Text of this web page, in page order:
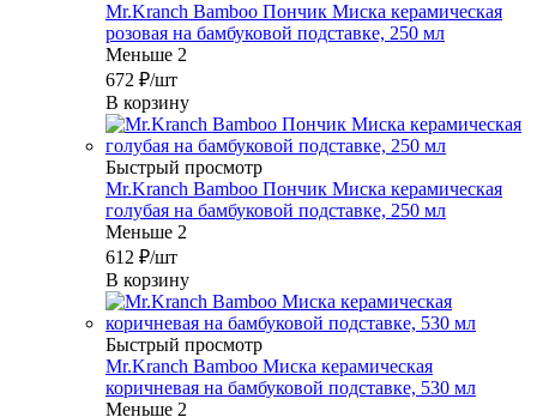
Mr.Kranch Bamboo Пончик Миска керамическая
розовая на бамбуковой подставке, 250 мл
Меньше 2
672 ₽/шт
В корзину
Быстрый просмотр
Mr.Kranch Bamboo Пончик Миска керамическая
голубая на бамбуковой подставке, 250 мл
Меньше 2
612 ₽/шт
В корзину
Быстрый просмотр
Mr.Kranch Bamboo Миска керамическая
коричневая на бамбуковой подставке, 530 мл
Меньше 2